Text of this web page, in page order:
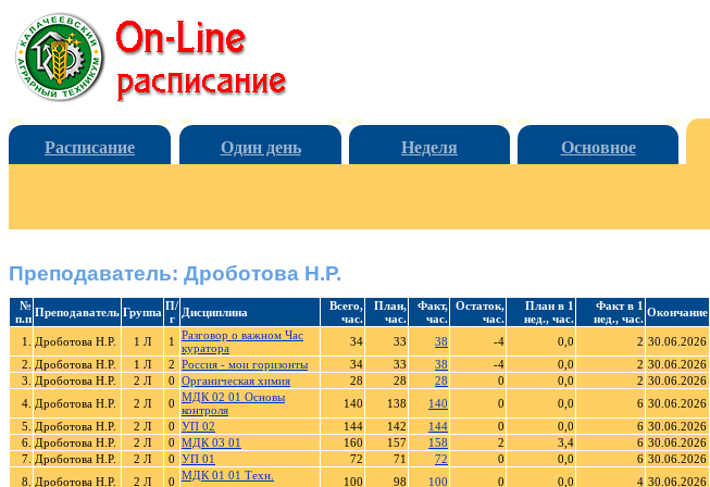
Расписание Один день Неделя Основное
Преподаватель: Дроботова Н.Р.
№
п.п Преподаватель Группа П/
г
Дисциплина
Всего,
час.
План,
час.
Факт,
час.
Остаток,
час.
План в 1
нед., час.
Факт в 1
нед., час. Окончание
1.
Дроботова Н.Р. 1 Л 1
Разговор о важном Час
куратора
34 33 38 -4 0,0 2 30.06.2026
2.
Дроботова Н.Р. 1 Л 2 Россия - мои горизонты 34 33 38 -4 0,0 2 30.06.2026
3.
Дроботова Н.Р. 2 Л 0 Органическая химия 28 28 28 0 0,0 2 30.06.2026
4. Дроботова Н.Р. 2 Л 0 МДК 02 01 Основы
контроля
140 138 140 0 0,0 6 30.06.2026
5.
Дроботова Н.Р. 2 Л 0 УП 02 144 142 144 0 0,0 6 30.06.2026
6. Дроботова Н.Р. 2 Л 0 МДК 03 01 160 157 158 2 3,4 6 30.06.2026
7. Дроботова Н.Р. 2 Л 0 УП 01 72 71 72 0 0,0 6 30.06.2026
8.
Дроботова Н.Р. 2 Л 0 МДК 01 01 Техн.
100 98 100 0 0,0 4 30.06.2026